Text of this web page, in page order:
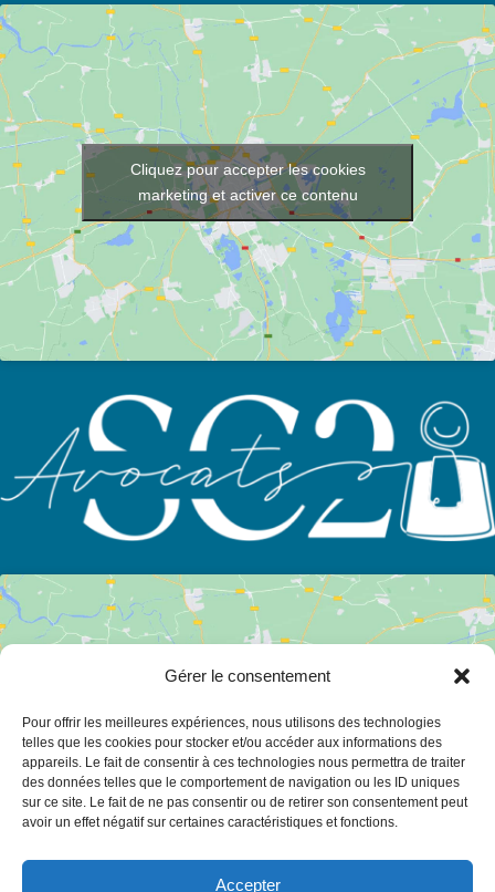
Gérer le consentement
Pour offrir les meilleures expériences, nous utilisons des technologies
telles que les cookies pour stocker et/ou accéder aux informations des
appareils. Le fait de consentir à ces technologies nous permettra de traiter
des données telles que le comportement de navigation ou les ID uniques
sur ce site. Le fait de ne pas consentir ou de retirer son consentement peut
avoir un effet négatif sur certaines caractéristiques et fonctions.
Accepter
Cliquez pour accepter les cookies
marketing et activer ce contenu
Cliquez pour accepter les cookies
marketing et activer ce contenu